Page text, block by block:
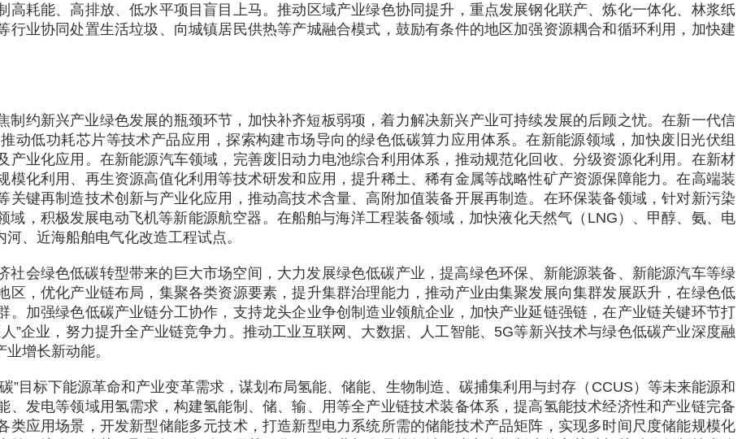
耗能、高排放、低水平项目盲目上马。推动区域产业绿色协同提升，重点发展钢化联产、炼化一体化、林浆纸
业协同处置生活垃圾、向城镇居民供热等产城融合模式，鼓励有条件的地区加强资源耦合和循环利用，加快建
制约新兴产业绿色发展的瓶颈环节，加快补齐短板弱项，着力解决新兴产业可持续发展的后顾之忧。在新一代信
动低功耗芯片等技术产品应用，探索构建市场导向的绿色低碳算力应用体系。在新能源领域，加快废旧光伏组
业化应用。在新能源汽车领域，完善废旧动力电池综合利用体系，推动规范化回收、分级资源化利用。在新材
化利用、再生资源高值化利用等技术研发和应用，提升稀土、稀有金属等战略性矿产资源保障能力。在高端装
键再制造技术创新与产业化应用，推动高技术含量、高附加值装备开展再制造。在环保装备领域，针对新污染
，积极发展电动飞机等新能源航空器。在船舶与海洋工程装备领域，加快液化天然气（LNG）、甲醇、氨、电
、近海船舶电气化改造工程试点。
社会绿色低碳转型带来的巨大市场空间，大力发展绿色低碳产业，提高绿色环保、新能源装备、新能源汽车等绿
，优化产业链布局，集聚各类资源要素，提升集群治理能力，推动产业由集聚发展向集群发展跃升，在绿色低
加强绿色低碳产业链分工协作，支持龙头企业争创制造业领航企业，加快产业延链强链，在产业链关键环节打
”企业，努力提升全产业链竞争力。推动工业互联网、大数据、人工智能、5G等新兴技术与绿色低碳产业深度融
增长新动能。
”目标下能源革命和产业变革需求，谋划布局氢能、储能、生物制造、碳捕集利用与封存（CCUS）等未来能源和
、发电等领域用氢需求，构建氢能制、储、输、用等全产业链技术装备体系，提高氢能技术经济性和产业链完备
应用场景，开发新型储能多元技术，打造新型电力系统所需的储能技术产品矩阵，实现多时间尺度储能规模化